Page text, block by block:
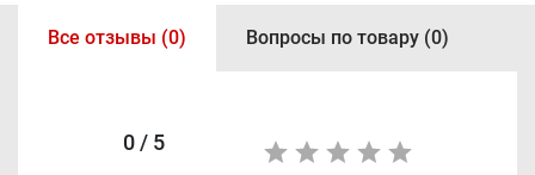
Все отзывы (0) Вопросы по товару (0)
0 / 5